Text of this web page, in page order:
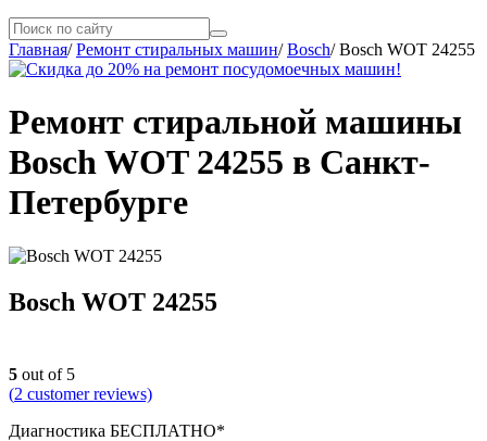
Главная/Ремонт стиральных машин/Bosch/Bosch WOT 24255
Ремонт стиральной машины
Bosch WOT 24255 в Санкт-
Петербурге
Bosch WOT 24255
5 out of 5
(2 customer reviews)
Диагностика БЕСПЛАТНО*